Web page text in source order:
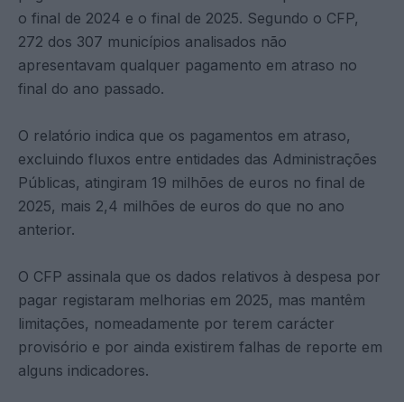
o final de 2024 e o final de 2025. Segundo o CFP,
272 dos 307 municípios analisados não
apresentavam qualquer pagamento em atraso no
final do ano passado.
O relatório indica que os pagamentos em atraso,
excluindo fluxos entre entidades das Administrações
Públicas, atingiram 19 milhões de euros no final de
2025, mais 2,4 milhões de euros do que no ano
anterior.
O CFP assinala que os dados relativos à despesa por
pagar registaram melhorias em 2025, mas mantêm
limitações, nomeadamente por terem carácter
provisório e por ainda existirem falhas de reporte em
alguns indicadores.